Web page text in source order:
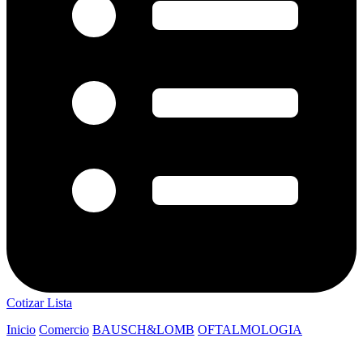
Cotizar Lista
Inicio Comercio BAUSCH&LOMB OFTALMOLOGIA